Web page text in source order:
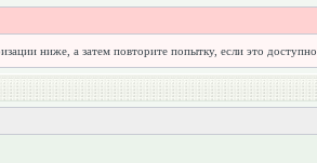
ниже, а затем повторите попытку, если это доступно.